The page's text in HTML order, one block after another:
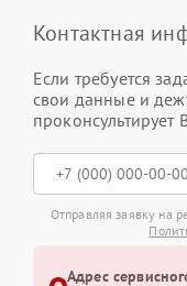
Контактная
Если требуется
свои данные и
проконсультирует
Отправляя заявку на
Адрес